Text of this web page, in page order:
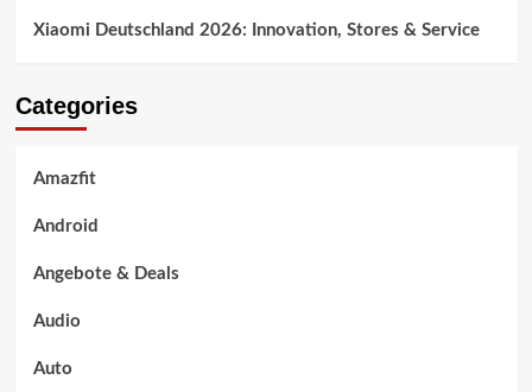
Xiaomi Deutschland 2026: Innovation, Stores & Service
Categories
Amazfit
Android
Angebote & Deals
Audio
Auto